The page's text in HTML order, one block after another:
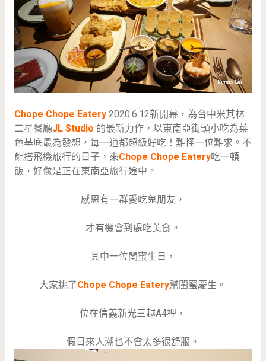
Chope Chope Eatery2020.6.12新開幕，為台中米其林
二星餐廳JL Studio 的最新力作，以東南亞街頭小吃為菜
色基底最為發想，每一道都超級好吃！難怪一位難求。不
能搭飛機旅行的日子，來Chope Chope Eatery吃一頓
飯，好像是正在東南亞旅行途中。
感恩有一群愛吃鬼朋友，
才有機會到處吃美食。
其中一位閨蜜生日，
大家挑了Chope Chope Eatery幫閨蜜慶生。
位在信義新光三越A4裡，
假日來人潮也不會太多很舒服。